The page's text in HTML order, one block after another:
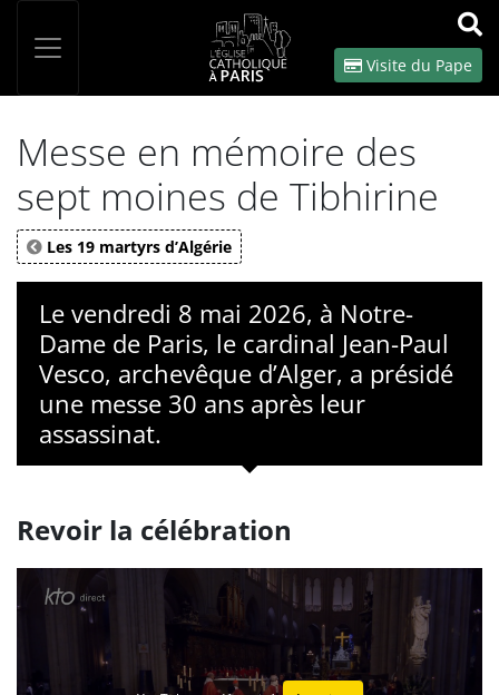
OK
Visite du Pape
Messe en mémoire des
sept moines de Tibhirine
Les 19 martyrs d’Algérie
Le vendredi 8 mai 2026, à Notre-
Dame de Paris, le cardinal Jean-Paul
Vesco, archevêque d’Alger, a présidé
une messe 30 ans après leur
assassinat.
Revoir la célébration
Panneau de gestion des cookies